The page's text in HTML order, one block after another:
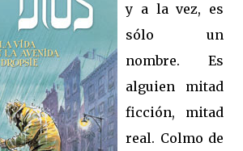
y a la vez, es
sólo un
nombre. Es
alguien mitad
ficción, mitad
real. Colmo de